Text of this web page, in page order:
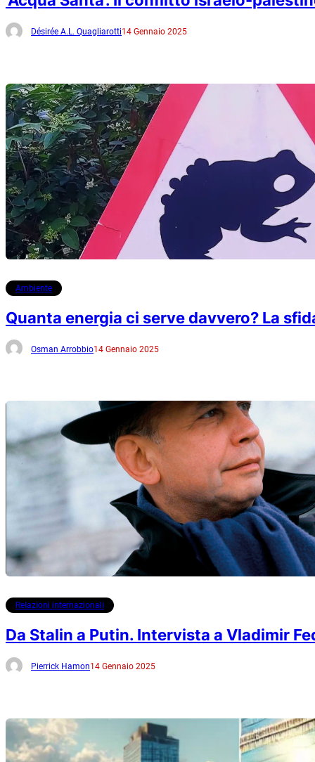
Désirée A.L. Quagliarotti14 Gennaio 2025
Ambiente
Quanta energia ci serve davvero? La
Osman Arrobbio14 Gennaio 2025
Relazioni internazionali
Da Stalin a Putin. Intervista a Vladimir
Pierrick Hamon14 Gennaio 2025